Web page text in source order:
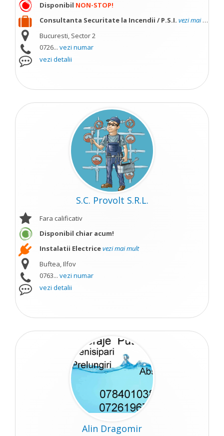
Disponibil NON-STOP!
Consultanta Securitate la Incendii / P.S.I. vezi mai mult
Bucuresti, Sector 2
0726... vezi numar
vezi detalii
S.C. Provolt S.R.L.
Fara calificativ
Disponibil chiar acum!
Instalatii Electricevezi mai mult
Buftea, Ilfov
0763... vezi numar
vezi detalii
Alin Dragomir